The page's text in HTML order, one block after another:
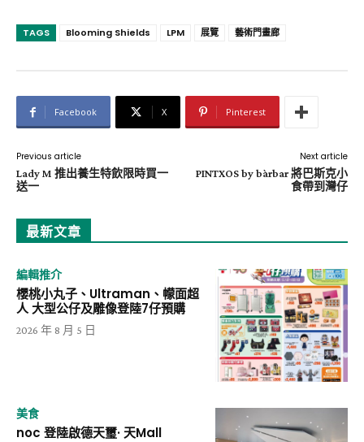
TAGS Blooming Shields LPM 展覽 藝術門畫廊
Facebook X Pinterest
Previous article
Lady M 推出養生特飲限時買一
送一
Next article
PINTXOS by bàrbar 將巴斯克小
食帶到灣仔
最新文章
編輯推介
櫻桃小丸子、Ultraman、幪面超
人 大型公仔及雕像登陸7仔預購
2026 年 8 月 5 日
美食
noc 登陸啟德天璽· 天Mall